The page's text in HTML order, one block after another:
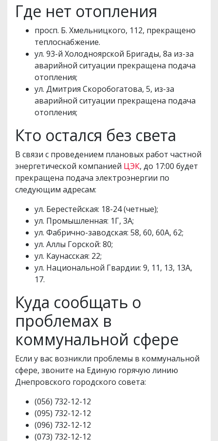
Где нет отопления
просп. Б. Хмельницкого, 112, прекращено
теплоснабжение.
ул. 93-й Холодноярской Бригады, 8а из-за
аварийной ситуации прекращена подача
отопления;
ул. Дмитрия Скоробогатова, 5, из-за
аварийной ситуации прекращена подача
отопления;
Кто остался без света
В связи с проведением плановых работ частной
энергетической компанией ЦЭК, до 17:00 будет
прекращена подача электроэнергии по
следующим адресам:
ул. Берестейская: 18-24 (четные);
ул. Промышленная: 1Г, 3А;
ул. Фабрично-заводская: 58, 60, 60А, 62;
ул. Аллы Горской: 80;
ул. Каунасская: 22;
ул. Национальной Гвардии: 9, 11, 13, 13А,
17.
Куда сообщать о
проблемах в
коммунальной сфере
Если у вас возникли проблемы в коммунальной
сфере, звоните на Единую горячую линию
Днепровского городского совета:
(056) 732-12-12
(095) 732-12-12
(096) 732-12-12
(073) 732-12-12